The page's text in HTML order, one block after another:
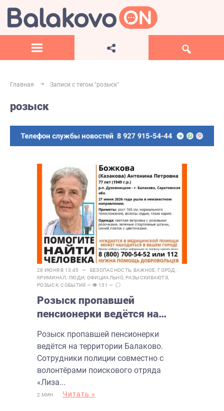
Главная Записи с тегом "розыск"
розыск
28 ИЮНЯ В 13:45 — БЕЗОПАСНОСТЬ ВАЖНОЕ ГОРОД
КРИМИНАЛ
ЛЮДИ ОФИЦИАЛЬНО, РАЗЫСКИВАЮТЯ
РОЗЫСК,СОБЫТИЯ — 👁 131 —
Розыск пропавшей
пенсионерки ведётся на
Розыск пропавшей пенсионерки
ведётся на территории Балаково.
Сотрудники полиции совместно с
волонтёрами поискового отряда
«Лиза...
2 МИН Читать »